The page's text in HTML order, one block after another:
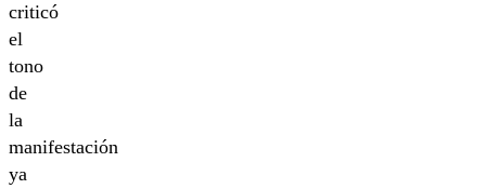
criticó
el
tono
de
la
manifestación
ya